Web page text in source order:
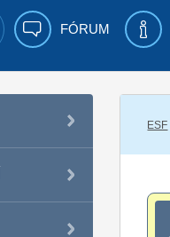
FÓRUM
ESF